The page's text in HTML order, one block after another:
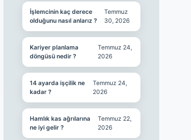
İşlemcinin kaç derece
olduğunu nasıl anlarız ?
Temmuz
30, 2026
Kariyer planlama
döngüsü nedir ?
Temmuz 24,
2026
14 ayarda işçilik ne
kadar ?
Temmuz 24,
2026
Hamlık kas ağrılarına
ne iyi gelir ?
Temmuz 22,
2026